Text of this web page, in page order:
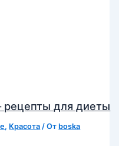
для диеты
, Красота / От boska